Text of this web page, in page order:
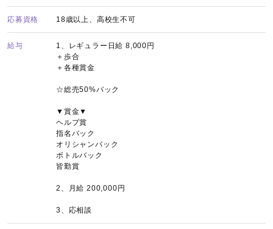
応募資格 18歳以上、高校生不可
給与
1、レギュラー日給 8,000円
＋歩合
＋各種賞金
☆総売50%バック
▼賞金▼
ヘルプ賞
指名バック
オリシャンバック
ボトルバック
皆勤賞
2、月給 200,000円
3、応相談